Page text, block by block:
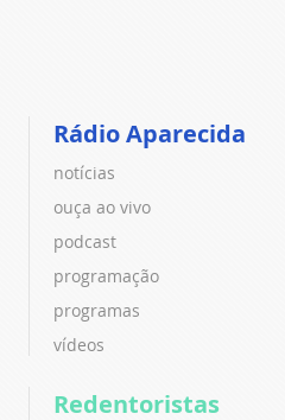
Rádio Aparecida
notícias
ouça ao vivo
podcast
programação
programas
vídeos
Redentoristas